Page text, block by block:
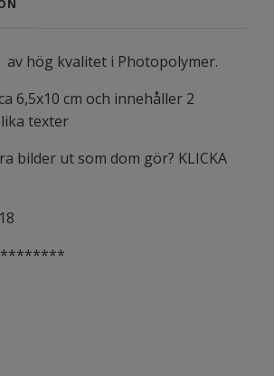
av hög kvalitet i Photopolymer.
6,5x10 cm och innehåller 2
texter
bilder ut som dom gör? KLICKA